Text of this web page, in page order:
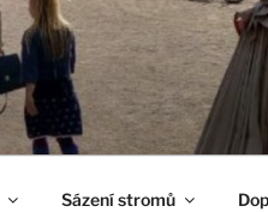
Sázení stromů